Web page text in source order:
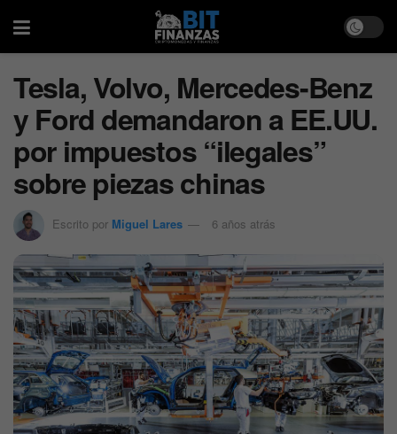
Tesla, Volvo, Mercedes-Benz
y Ford demandaron a EE.UU.
por impuestos “ilegales”
sobre piezas chinas
Escrito por Miguel Lares 6 años atrás